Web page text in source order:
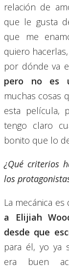
relación de
que le gusta
que me
quiero
por dónde va
pero no es
muchas cosas
esta película,
tengo claro
bonito que lo
¿Qué criterios
los
La mecánica
a Elijiah
desde que
para él, yo ya
era buen